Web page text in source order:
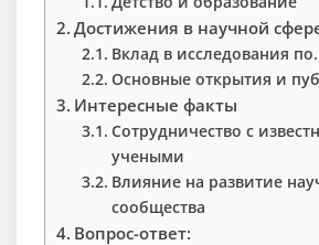
Достижения в научной
Вклад в исследования
Основные открытия и
Интересные факты
Сотрудничество с
учеными
Влияние на развитие
сообщества
Вопрос-ответ: